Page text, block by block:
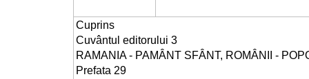
Cuprins
Cuvântul editorului 3
RAMANIA - PAMÂNT SFÂNT, ROMÂNII -
Prefata 29